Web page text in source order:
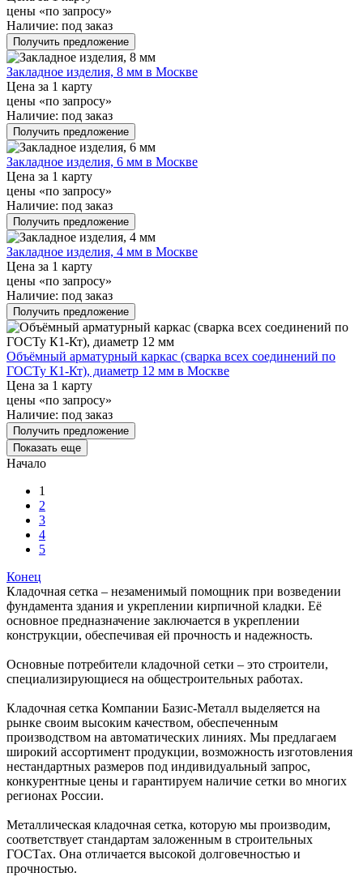
цены «по запросу»
Наличие: под заказ
Получить предложение
Закладное изделия, 8 мм в Москве
Цена за 1 карту
цены «по запросу»
Наличие: под заказ
Получить предложение
Закладное изделия, 6 мм в Москве
Цена за 1 карту
цены «по запросу»
Наличие: под заказ
Получить предложение
Закладное изделия, 4 мм в Москве
Цена за 1 карту
цены «по запросу»
Наличие: под заказ
Получить предложение
Объёмный арматурный каркас (сварка всех соединений по
ГОСТу К1-Кт), диаметр 12 мм в Москве
Цена за 1 карту
цены «по запросу»
Наличие: под заказ
Получить предложение
Показать еще
Начало
1
2
3
4
5
Конец
Кладочная сетка – незаменимый помощник при возведении
фундамента здания и укреплении кирпичной кладки. Её
основное предназначение заключается в укреплении
конструкции, обеспечивая ей прочность и надежность.
Основные потребители кладочной сетки – это строители,
специализирующиеся на общестроительных работах.
Кладочная сетка Компании Базис-Металл выделяется на
рынке своим высоким качеством, обеспеченным
производством на автоматических линиях. Мы предлагаем
широкий ассортимент продукции, возможность изготовления
нестандартных размеров под индивидуальный запрос,
конкурентные цены и гарантируем наличие сетки во многих
регионах России.
Металлическая кладочная сетка, которую мы производим,
соответствует стандартам заложенным в строительных
ГОСТах. Она отличается высокой долговечностью и
прочностью.